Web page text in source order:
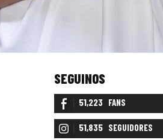
SEGUINOS
51,223 FANS
51,835 SEGUIDORES